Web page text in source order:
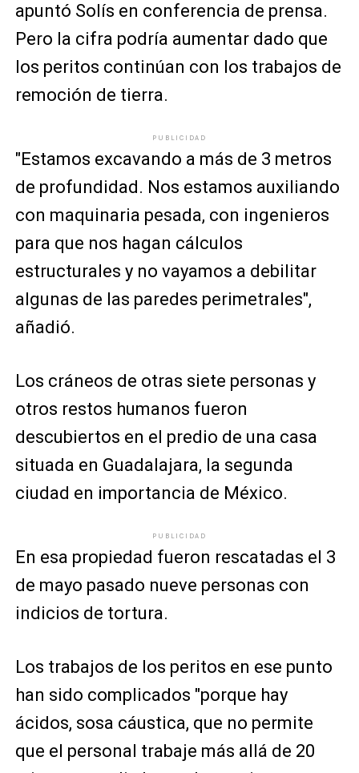
apuntó Solís en conferencia de prensa.
Pero la cifra podría aumentar dado que
los peritos continúan con los trabajos de
remoción de tierra.
PUBLICIDAD
"Estamos excavando a más de 3 metros
de profundidad. Nos estamos auxiliando
con maquinaria pesada, con ingenieros
para que nos hagan cálculos
estructurales y no vayamos a debilitar
algunas de las paredes perimetrales",
añadió.
Los cráneos de otras siete personas y
otros restos humanos fueron
descubiertos en el predio de una casa
situada en Guadalajara, la segunda
ciudad en importancia de México.
PUBLICIDAD
En esa propiedad fueron rescatadas el 3
de mayo pasado nueve personas con
indicios de tortura.
Los trabajos de los peritos en ese punto
han sido complicados "porque hay
ácidos, sosa cáustica, que no permite
que el personal trabaje más allá de 20